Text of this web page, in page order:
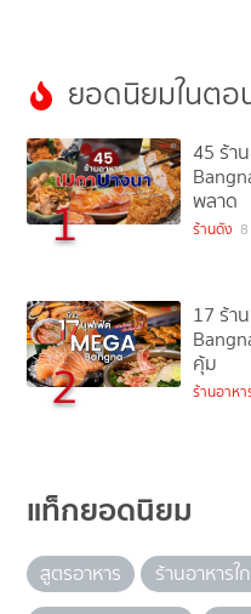
ยอดนิยมในตอ
1
45 ร้า
พลาด
ร้านดัง
2
17 ร้า
คุ้ม
ร้านอาหา
แท็กยอดนิยม
สูตรอาหาร ร้านอาหารใ